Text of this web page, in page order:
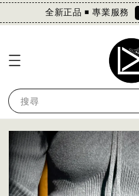
全新正品 ◾️ 專業服務
搜尋